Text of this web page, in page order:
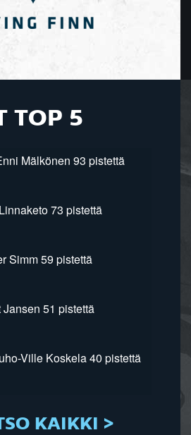
TOP 5
Mälkönen 93 pistettä
73 pistettä
Simm 59 pistettä
51 pistettä
Ville Koskela 40 pistettä
KAIKKI >